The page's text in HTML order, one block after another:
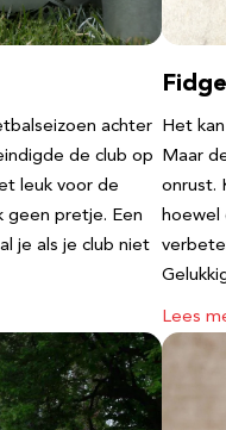
achter
de club op
leuk voor de
geen pretje. Een
je als je club niet
Het
Maar
onrust.
hoewel
Lees